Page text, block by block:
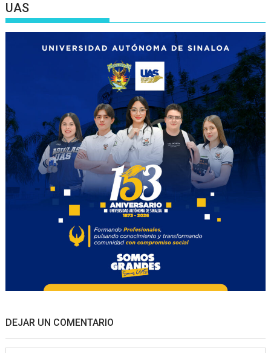
UAS
DEJAR UN COMENTARIO